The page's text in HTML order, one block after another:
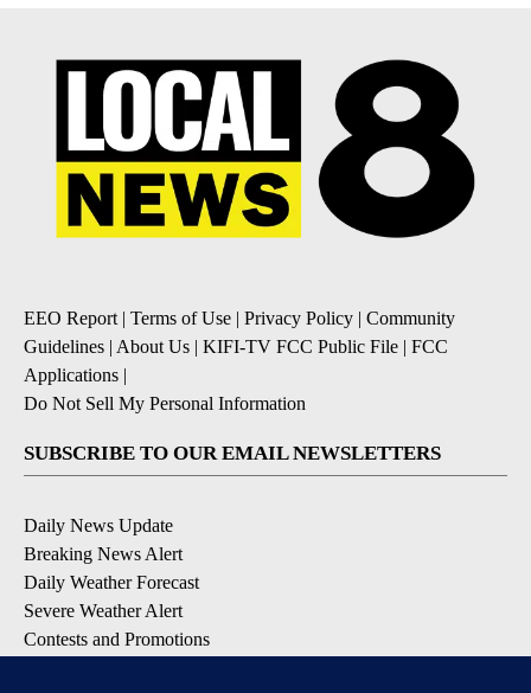
EEO Report| Terms of Use | Privacy Policy | Community
Guidelines | About Us | KIFI-TV FCC Public File | FCC
Applications |
Do Not Sell My Personal Information
SUBSCRIBE TO OUR EMAIL NEWSLETTERS
Daily News Update
Breaking News Alert
Daily Weather Forecast
Severe Weather Alert
Contests and Promotions